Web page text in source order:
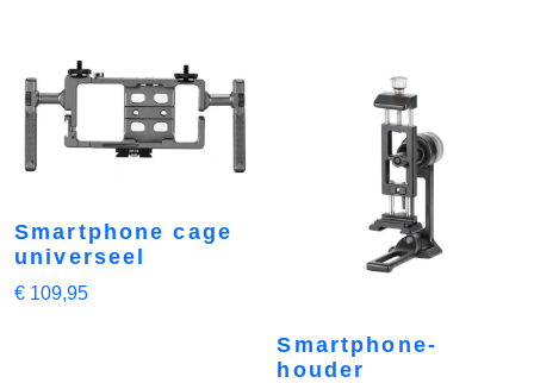
Smartphone cage
universeel
€ 109,95
Smartphone-
houder